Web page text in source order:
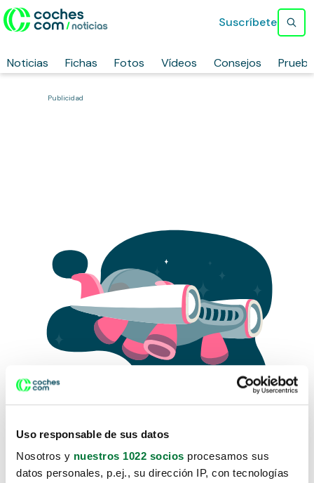
Uso responsable de sus datos
Nosotros y nuestros 1022 socios procesamos sus
datos personales, p.ej., su dirección IP, con tecnologías
Noticias Fichas Fotos Vídeos Consejos
Suscríbete
Publicidad